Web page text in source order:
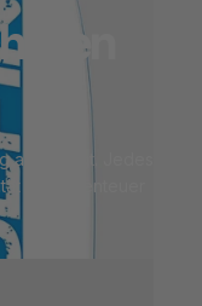
ausgelegt. Jedes
und Abenteuer